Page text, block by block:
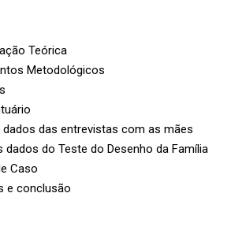
Teórica
Metodológicos
dados das entrevistas com as mães
dados do Teste do Desenho da Família
Caso
e conclusão